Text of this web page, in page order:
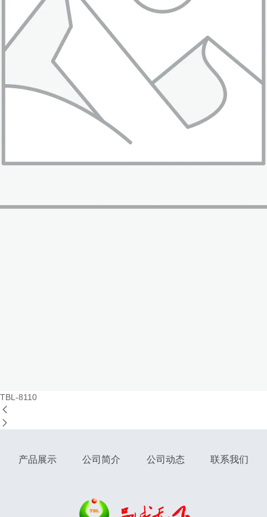
TBL-8110


产品展示 公司简介 公司动态 联系我们